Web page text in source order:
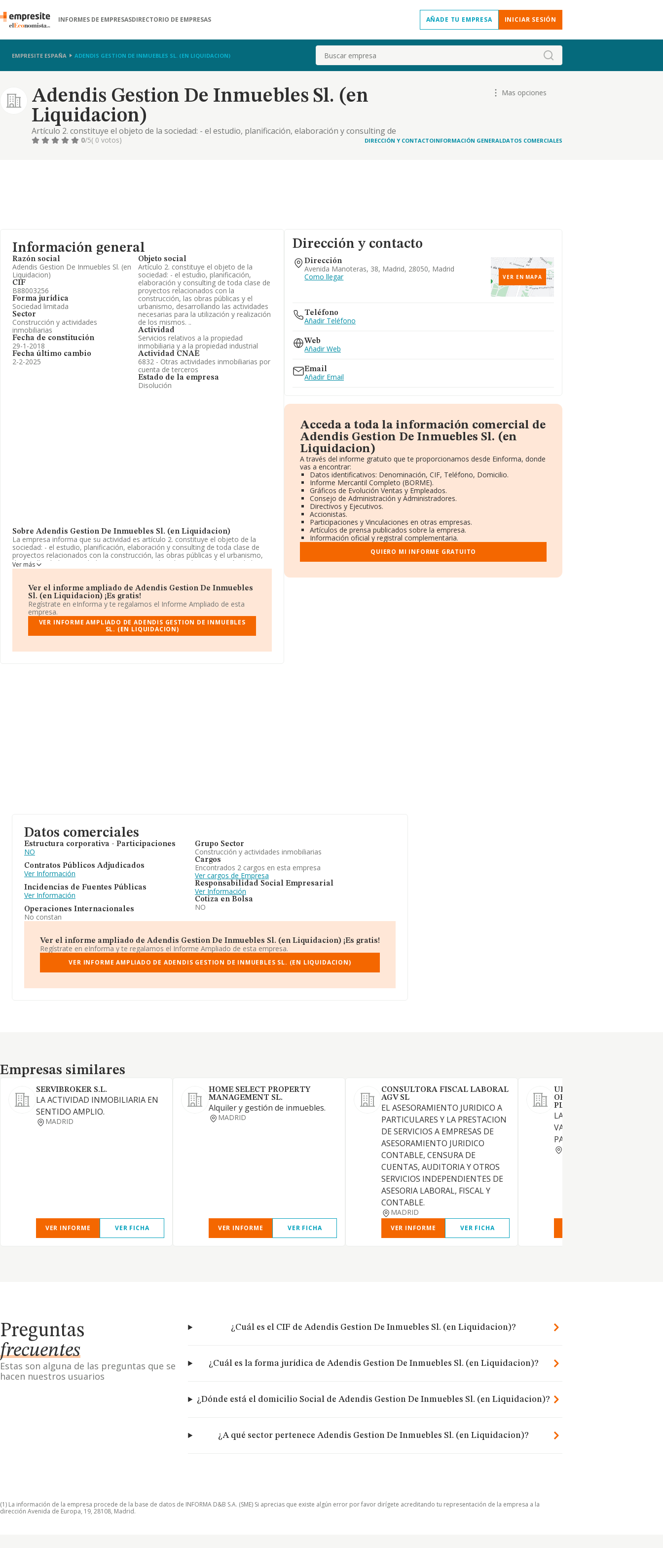
INFORMES DE EMPRESASDIRECTORIO DE EMPRESAS AÑADE TU EMPRESA INICIAR SESIÓN
EMPRESITE ESPAÑA ADENDIS GESTION DE INMUEBLES SL. (EN LIQUIDACION) Buscar
Adendis Gestion De Inmuebles Sl. (en
Liquidacion)
Artículo 2. constituye el objeto de la sociedad: - el estudio, planificación, elaboración y consulting de
toda clase de proyectos relacionados con la construcción, las obras públicas y el urbanismo,
Mas opciones
0/5( 0 votos) DIRECCIÓN Y CONTACTOINFORMACIÓN GENERALDATOS COMERCIALES
Información general
Razón social
Adendis Gestion De Inmuebles Sl. (en
Liquidacion)
CIF
B88003256
Forma jurídica
Sociedad limitada
Sector
Construcción y actividades
inmobiliarias
Fecha de constitución
29-1-2018
Fecha último cambio
2-2-2025
Objeto social
Artículo 2. constituye el objeto de la
sociedad: - el estudio, planificación,
elaboración y consulting de toda clase de
proyectos relacionados con la
construcción, las obras públicas y el
urbanismo, desarrollando las actividades
necesarias para la utilización y realización
de los mismos. ..
Actividad
Servicios relativos a la propiedad
inmobiliaria y a la propiedad industrial
Actividad CNAE
6832 - Otras actividades inmobiliarias por
cuenta de terceros
Estado de la empresa
Disolución
Sobre Adendis Gestion De Inmuebles Sl. (en Liquidacion)
La empresa informa que su actividad es artículo 2. constituye el objeto de la
sociedad: - el estudio, planificación, elaboración y consulting de toda clase de
proyectos relacionados con la construcción, las obras públicas y el urbanismo,
desarrollando las actividades necesarias para la utilización y realización de los
mismos.. La empresa está registrada como Sociedad Limitada. La actividad de
inmobiliaria', cuyo Código es 6832. La compañía no tiene actividad en mercados
exteriores.
La empresa española
Adendis Gestión de Inmuebles S.L. (en Liquidacion)
con número de identificación fiscal B88003256, tiene domicilio fiscal en Avenida
Manoteras núm. 38, (28050), en el municipio de Madrid, Madrid.
nivel nacional la facturación asciende a 5.912 millones de euros y el promedio de
Ver más
Ver el informe ampliado de Adendis Gestion De Inmuebles
Sl. (en Liquidacion) ¡Es gratis!
Regístrate en eInforma y te regalamos el Informe Ampliado de esta
empresa.
VER INFORME AMPLIADO DE ADENDIS GESTION DE INMUEBLES
SL. (EN LIQUIDACION)
Dirección y contacto
Dirección
Avenida Manoteras, 38, Madrid, 28050, Madrid
Como llegar
VER EN MAPA
Teléfono
Añadir Teléfono
Web
Añadir Web
Email
Añadir Email
Acceda a toda la información comercial de
Adendis Gestion De Inmuebles Sl. (en
Liquidacion)
A través del informe gratuito que te proporcionamos desde Einforma, donde
vas a encontrar:
Datos identificativos: Denominación, CIF, Teléfono, Domicilio.
Informe Mercantil Completo (BORME).
Gráficos de Evolución Ventas y Empleados.
Consejo de Administración y Administradores.
Directivos y Ejecutivos.
Accionistas.
Participaciones y Vinculaciones en otras empresas.
Artículos de prensa publicados sobre la empresa.
Información oficial y registral complementaria.
QUIERO MI INFORME GRATUITO
Datos comerciales
Estructura corporativa - Participaciones
NO
Contratos Públicos Adjudicados
Ver Información
Incidencias de Fuentes Públicas
Ver Información
Operaciones Internacionales
No constan
Grupo Sector
Construcción y actividades inmobiliarias
Cargos
Encontrados 2 cargos en esta empresa
Ver cargos de Empresa
Responsabilidad Social Empresarial
Ver Información
Cotiza en Bolsa
NO
Ver el informe ampliado de Adendis Gestion De Inmuebles Sl. (en Liquidacion) ¡Es gratis!
Regístrate en eInforma y te regalamos el Informe Ampliado de esta empresa.
VER INFORME AMPLIADO DE ADENDIS GESTION DE INMUEBLES SL. (EN LIQUIDACION)
Empresas similares
Empresas similares
SERVIBROKER S.L.
LA ACTIVIDAD INMOBILIARIA EN
SENTIDO AMPLIO.
MADRID
VER INFORME VER FICHA
HOME SELECT PROPERTY
MANAGEMENT SL.
Alquiler y gestión de inmuebles.
MADRID
VER INFORME VER FICHA
CONSULTORA FISCAL LABORAL
AGV SL
EL ASESORAMIENTO JURIDICO A
PARTICULARES Y LA PRESTACION
DE SERVICIOS A EMPRESAS DE
ASESORAMIENTO JURIDICO
CONTABLE, CENSURA DE
CUENTAS, AUDITORIA Y OTROS
SERVICIOS INDEPENDIENTES DE
ASESORIA LABORAL, FISCAL Y
CONTABLE.
MADRID
VER INFORME VER FICHA
URBALIA URBANISMO
ORDENACION DEL
PLANEAMIENTO Y
LA TENENCIA DE TITULOS
VALORES
PARTICIPACIONES EN
Preguntas
frecuentes
Estas son alguna de las preguntas que se
hacen nuestros usuarios
¿Cuál es el CIF de Adendis Gestion De Inmuebles Sl. (en Liquidacion)?
¿Cuál es la forma jurídica de Adendis Gestion De Inmuebles Sl. (en Liquidacion)?
¿Dónde está el domicilio Social de Adendis Gestion De Inmuebles Sl. (en Liquidacion)?
¿A qué sector pertenece Adendis Gestion De Inmuebles Sl. (en Liquidacion)?
(1) La información de la empresa procede de la base de datos de INFORMA D&B S.A. (SME) Si aprecias que existe algún error por favor dirígete acreditando tu representación de la empresa a la
dirección Avenida de Europa, 19, 28108, Madrid.